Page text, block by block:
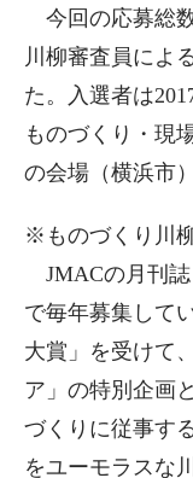
今回の応募総
川柳審査員によ
た。入選者は
ものづくり・現
の会場（横浜市
※ものづくり川
JMACの月刊誌
で毎年募集して
大賞」を受けて
ア」の特別企画
づくりに従事す
をユーモラスな